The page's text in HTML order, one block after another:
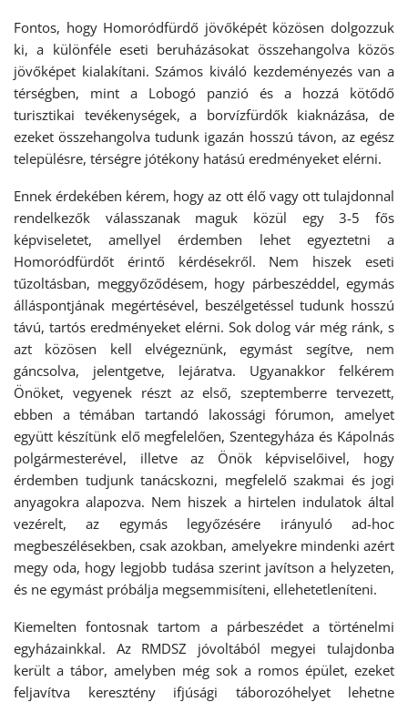
Fontos, hogy Homoródfürdő jövőképét közösen dolgozzuk
ki, a különféle eseti beruházásokat összehangolva közös
jövőképet kialakítani. Számos kiváló kezdeményezés van a
térségben, mint a Lobogó panzió és a hozzá kötődő
turisztikai tevékenységek, a borvízfürdők kiaknázása, de
ezeket összehangolva tudunk igazán hosszú távon, az egész
településre, térségre jótékony hatású eredményeket elérni.
Ennek érdekében kérem, hogy az ott élő vagy ott tulajdonnal
rendelkezők válasszanak maguk közül egy 3-5 fős
képviseletet, amellyel érdemben lehet egyeztetni a
Homoródfürdőt érintő kérdésekről. Nem hiszek eseti
tűzoltásban, meggyőződésem, hogy párbeszéddel, egymás
álláspontjának megértésével, beszélgetéssel tudunk hosszú
távú, tartós eredményeket elérni. Sok dolog vár még ránk, s
azt közösen kell elvégeznünk, egymást segítve, nem
gáncsolva, jelentgetve, lejáratva. Ugyanakkor felkérem
Önöket, vegyenek részt az első, szeptemberre tervezett,
ebben a témában tartandó lakossági fórumon, amelyet
együtt készítünk elő megfelelően, Szentegyháza és Kápolnás
polgármesterével, illetve az Önök képviselőivel, hogy
érdemben tudjunk tanácskozni, megfelelő szakmai és jogi
anyagokra alapozva. Nem hiszek a hirtelen indulatok által
vezérelt, az egymás legyőzésére irányuló ad-hoc
megbeszélésekben, csak azokban, amelyekre mindenki azért
megy oda, hogy legjobb tudása szerint javítson a helyzeten,
és ne egymást próbálja megsemmisíteni, ellehetetleníteni.
Kiemelten fontosnak tartom a párbeszédet a történelmi
egyházainkkal. Az RMDSZ jóvoltából megyei tulajdonba
került a tábor, amelyben még sok a romos épület, ezeket
feljavítva keresztény ifjúsági táborozóhelyet lehetne